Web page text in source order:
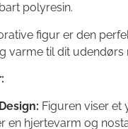
polyresin.
figur er den
varme til dit udendørs
Figuren viser et
en hjertevarm og